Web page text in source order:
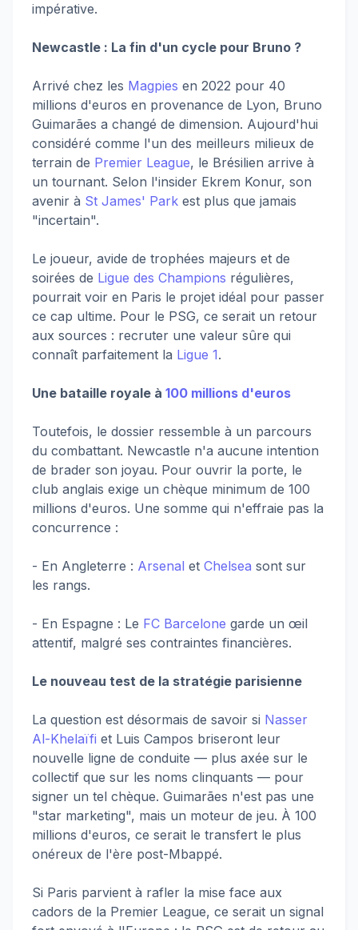
impérative.
Newcastle : La fin d'un cycle pour Bruno ?
Arrivé chez les Magpies en 2022 pour 40
millions d'euros en provenance de Lyon, Bruno
Guimarães a changé de dimension. Aujourd'hui
considéré comme l'un des meilleurs milieux de
terrain de Premier League, le Brésilien arrive à
un tournant. Selon l'insider Ekrem Konur, son
avenir à St James' Park est plus que jamais
"incertain".
Le joueur, avide de trophées majeurs et de
soirées de Ligue des Champions régulières,
pourrait voir en Paris le projet idéal pour passer
ce cap ultime. Pour le PSG, ce serait un retour
aux sources : recruter une valeur sûre qui
connaît parfaitement la Ligue 1.
Une bataille royale à 100 millions d'euros
Toutefois, le dossier ressemble à un parcours
du combattant. Newcastle n'a aucune intention
de brader son joyau. Pour ouvrir la porte, le
club anglais exige un chèque minimum de 100
millions d'euros. Une somme qui n'effraie pas la
concurrence :
- En Angleterre : Arsenal et Chelsea sont sur
les rangs.
- En Espagne : Le FC Barcelone garde un œil
attentif, malgré ses contraintes financières.
Le nouveau test de la stratégie parisienne
La question est désormais de savoir si Nasser
Al-Khelaïfi et Luis Campos briseront leur
nouvelle ligne de conduite — plus axée sur le
collectif que sur les noms clinquants — pour
signer un tel chèque. Guimarães n'est pas une
"star marketing", mais un moteur de jeu. À 100
millions d'euros, ce serait le transfert le plus
onéreux de l'ère post-Mbappé.
Si Paris parvient à rafler la mise face aux
cadors de la Premier League, ce serait un signal